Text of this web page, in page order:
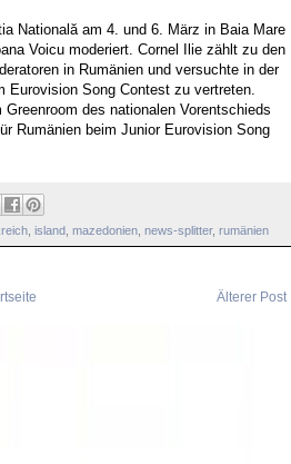
Natională am 4. und 6. März in Baia Mare
Voicu moderiert. Cornel Ilie zählt zu den
in Rumänien und versuchte in der
Eurovision Song Contest zu vertreten.
des nationalen Vorentschieds
Rumänien beim Junior Eurovision Song
island mazedonien news-splitter, rumänien
Älterer Post